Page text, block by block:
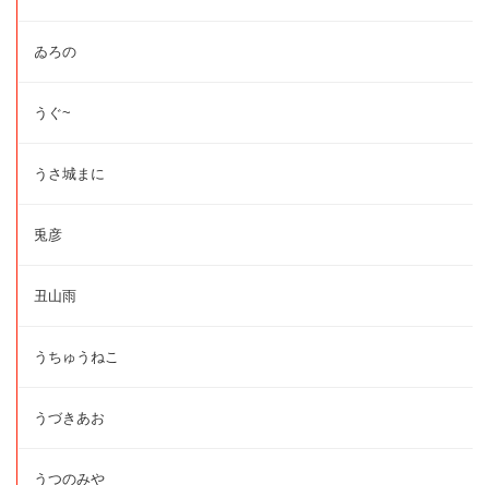
ゐろの
うぐ~
うさ城まに
兎彦
丑山雨
うちゅうねこ
うづきあお
うつのみや